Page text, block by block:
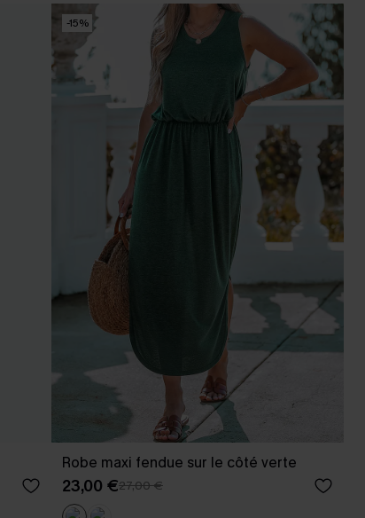
-15%
Robe maxi fendue sur le côté verte
23,00 €27,00 €